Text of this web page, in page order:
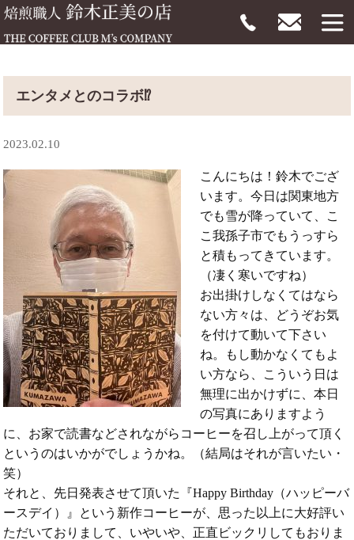
エンタメとのコラボ⁉
2023.02.10
こんにちは！鈴木でござ
います。今日は関東地方
でも雪が降っていて、こ
こ我孫子市でもうっすら
と積もってきています。
（凄く寒いですね）
お出掛けしなくてはなら
ない方々は、どうぞお気
を付けて動いて下さい
ね。もし動かなくてもよ
い方なら、こういう日は
無理に出かけずに、本日
の写真にありますよう
に、お家で読書などされながらコーヒーを召し上がって頂く
というのはいかがでしょうかね。（結局はそれが言いたい・
笑）
それと、先日発表させて頂いた『Happy Birthday（ハッピーバ
ースデイ）』という新作コーヒーが、思った以上に大好評い
ただいておりまして、いやいや、正直ビックリしてもおりま